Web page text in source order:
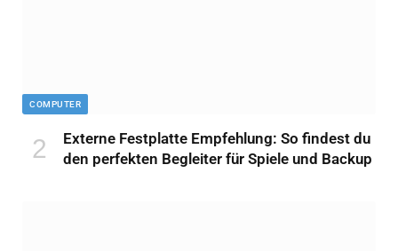
COMPUTER
Externe Festplatte Empfehlung: So findest du
den perfekten Begleiter für Spiele und Backup